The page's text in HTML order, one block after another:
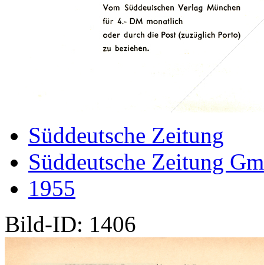
Süddeutsche Zeitung
Süddeutsche Zeitung
1955
Bild-ID: 1406